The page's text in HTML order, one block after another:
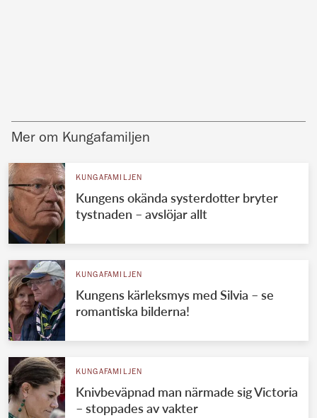
Mer om Kungafamiljen
KUNGAFAMILJEN
Kungens okända systerdotter bryter
tystnaden – avslöjar allt
KUNGAFAMILJEN
Kungens kärleksmys med Silvia – se
romantiska bilderna!
KUNGAFAMILJEN
Knivbeväpnad man närmade sig Victoria
– stoppades av vakter